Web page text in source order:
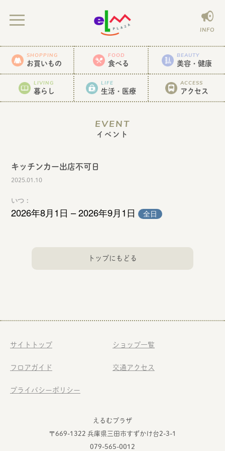
INFO
SHOPPING
お買いもの
FOOD
食べる
BEAUTY
美容・健康
LIVING
暮らし
LIFE
生活・医療
ACCESS
アクセス
EVENT
イベント
キッチンカー出店不可日
2025.01.10
いつ：
2026年8月1日 – 2026年9月1日 全日
トップにもどる
サイトトップ ショップ一覧
フロアガイド 交通アクセス
プライバシーポリシー
えるむプラザ
〒669-1322 兵庫県三田市すずかけ台2-3-1
079-565-0012